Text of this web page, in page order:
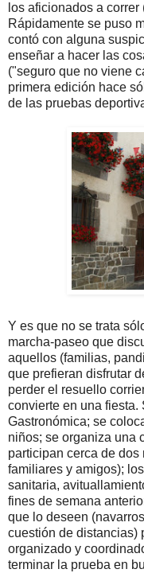
los aficionados a
Rápidamente se puso
contó con alguna
enseñar a hacer las
("seguro que no viene
primera edición hace
de las pruebas
Y es que no se trata
marcha-paseo que
aquellos (familias,
que prefieran disfrutar
perder el resuello
convierte en una fiesta.
Gastronómica; se
niños; se organiza una
participan cerca de dos
familiares y amigos);
sanitaria,
fines de semana
que lo deseen
cuestión de distancias)
organizado y
terminar la prueba en